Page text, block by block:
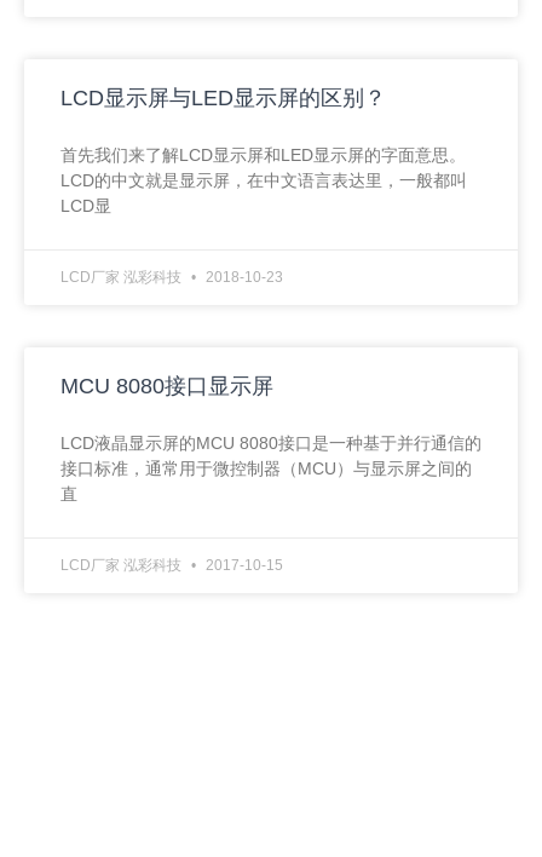
LCD显示屏与LED显示屏的区别？
首先我们来了解LCD显示屏和LED显示屏的字面意思。
LCD的中文就是显示屏，在中文语言表达里，一般都叫
LCD显
LCD厂家 泓彩科技 2018-10-23
MCU 8080接口显示屏
LCD液晶显示屏的MCU 8080接口是一种基于并行通信的
接口标准，通常用于微控制器（MCU）与显示屏之间的
直
LCD厂家 泓彩科技 2017-10-15